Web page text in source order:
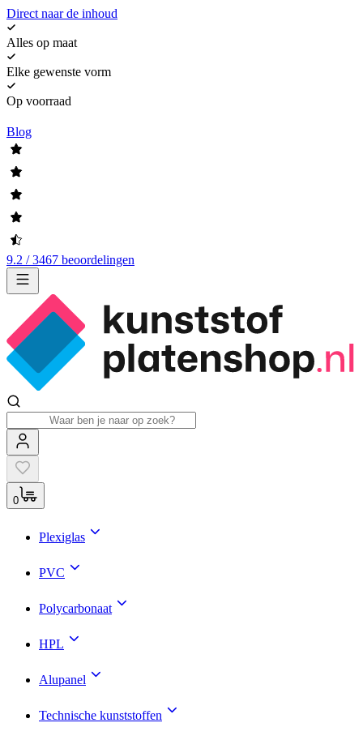
Direct naar de inhoud
Alles op maat
Elke gewenste vorm
Op voorraad
Blog
9.2 / 3467 beoordelingen
0
Plexiglas
PVC
Polycarbonaat
HPL
Alupanel
Technische kunststoffen